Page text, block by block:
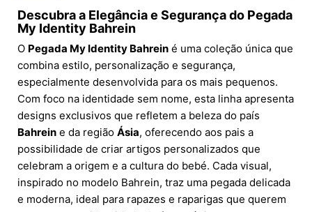
Descubra a Elegância e Segurança do Pegada
My Identity Bahrein
O Pegada My Identity Bahrein é uma coleção única que
combina estilo, personalização e segurança,
especialmente desenvolvida para os mais pequenos.
Com foco na identidade sem nome, esta linha apresenta
designs exclusivos que refletem a beleza do país
Bahrein e da região Ásia, oferecendo aos pais a
possibilidade de criar artigos personalizados que
celebram a origem e a cultura do bebé. Cada visual,
inspirado no modelo Bahrein, traz uma pegada delicada
e moderna, ideal para rapazes e raparigas que querem